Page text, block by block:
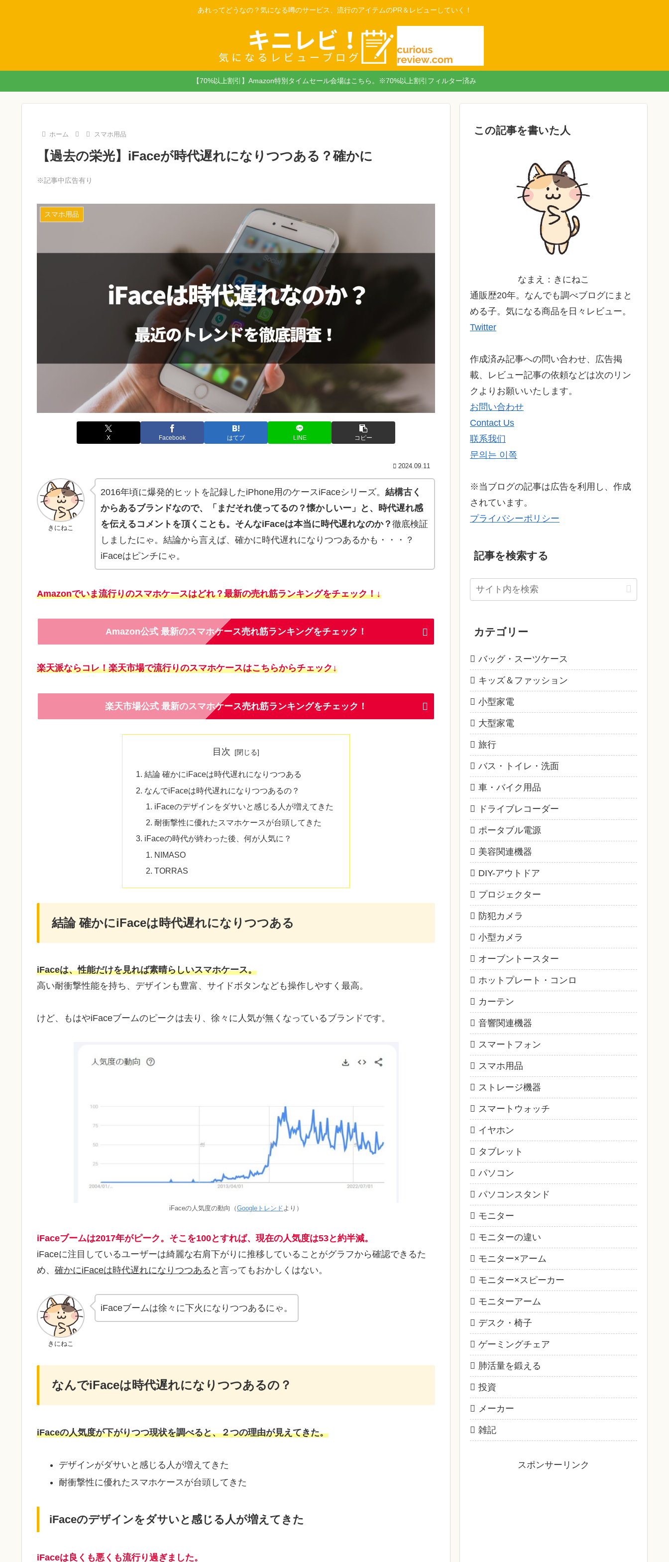
あれってどうなの？気になる噂のサービス、流行のアイテムのPR＆レビューしていく！
【70%以上割引】Amazon特別タイムセール会場はこちら。※70%以上割引フィルター済み
ホーム スマホ用品
【過去の栄光】iFaceが時代遅れになりつつある？確かに
※記事中広告有り
スマホ用品
X Facebook はてブ LINE コピー
2024.09.11
きにねこ
2016年頃に爆発的ヒットを記録したiPhone用のケースiFaceシリーズ。 結構古く
からあるブランドなので、「まだそれ使ってるの？懐かしいー」と、時代遅れ感
を伝えるコメントを頂くことも。そんなiFaceは本当に時代遅れなのか？ 徹底検証
しましたにゃ。結論から言えば、確かに時代遅れになりつつあるかも・・・？
iFaceはピンチにゃ。
Amazonでいま流行りのスマホケースはどれ？最新の売れ筋ランキングをチェック！↓
Amazon公式 最新のスマホケース売れ筋ランキングをチェック！
楽天派ならコレ！楽天市場で流行りのスマホケースはこちらからチェック↓
楽天市場公式 最新のスマホケース売れ筋ランキングをチェック！
目次
結論 確かにiFaceは時代遅れになりつつある
なんでiFaceは時代遅れになりつつあるの？
iFaceのデザインをダサいと感じる人が増えてきた
耐衝撃性に優れたスマホケースが台頭してきた
iFaceの時代が終わった後、何が人気に？
NIMASO
TORRAS
結論 確かにiFaceは時代遅れになりつつある
iFaceは、性能だけを見れば素晴らしいスマホケース。
高い耐衝撃性能を持ち、デザインも豊富、サイドボタンなども操作しやすく最高。
けど、もはやiFaceブームのピークは去り、徐々に人気が無くなっているブランドです。
iFaceの人気度の動向（Googleトレンドより）
iFaceブームは2017年がピーク。そこを100とすれば、現在の人気度は53と約半減。
iFaceに注目しているユーザーは綺麗な右肩下がりに推移していることがグラフから確認できるた
め、 確かにiFaceは時代遅れになりつつある と言ってもおかしくはない。
きにねこ
iFaceブームは徐々に下火になりつつあるにゃ。
なんでiFaceは時代遅れになりつつあるの？
iFaceの人気度が下がりつつ現状を調べると、２つの理由が見えてきた。
デザインがダサいと感じる人が増えてきた
耐衝撃性に優れたスマホケースが台頭してきた
iFaceのデザインをダサいと感じる人が増えてきた
iFaceは良くも悪くも流行り過ぎました。
この記事を書いた人
なまえ：きにねこ
通販歴20年。なんでも調べブログにまと
める子。気になる商品を日々レビュー。
Twitter
作成済み記事への問い合わせ、広告掲
載、レビュー記事の依頼などは次のリン
クよりお願いいたします。
お問い合わせ
Contact Us
联系我们
문의는 이쪽
※当ブログの記事は広告を利用し、作成
されています。
プライバシーポリシー
記事を検索する
カテゴリー
バッグ・スーツケース
キッズ＆ファッション
小型家電
大型家電
旅行
バス・トイレ・洗面
車・バイク用品
ドライブレコーダー
ポータブル電源
美容関連機器
DIY-アウトドア
プロジェクター
防犯カメラ
小型カメラ
オーブントースター
ホットプレート・コンロ
カーテン
音響関連機器
スマートフォン
スマホ用品
ストレージ機器
スマートウォッチ
イヤホン
タブレット
パソコン
パソコンスタンド
モニター
モニターの違い
モニター×アーム
モニター×スピーカー
モニターアーム
デスク・椅子
ゲーミングチェア
肺活量を鍛える
投資
メーカー
雑記
スポンサーリンク